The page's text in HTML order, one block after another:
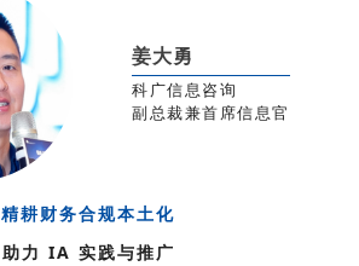
姜大勇
科广信息咨询
副总裁兼首席信息官
精耕财务合规本土化
助力 IA 实践与推广